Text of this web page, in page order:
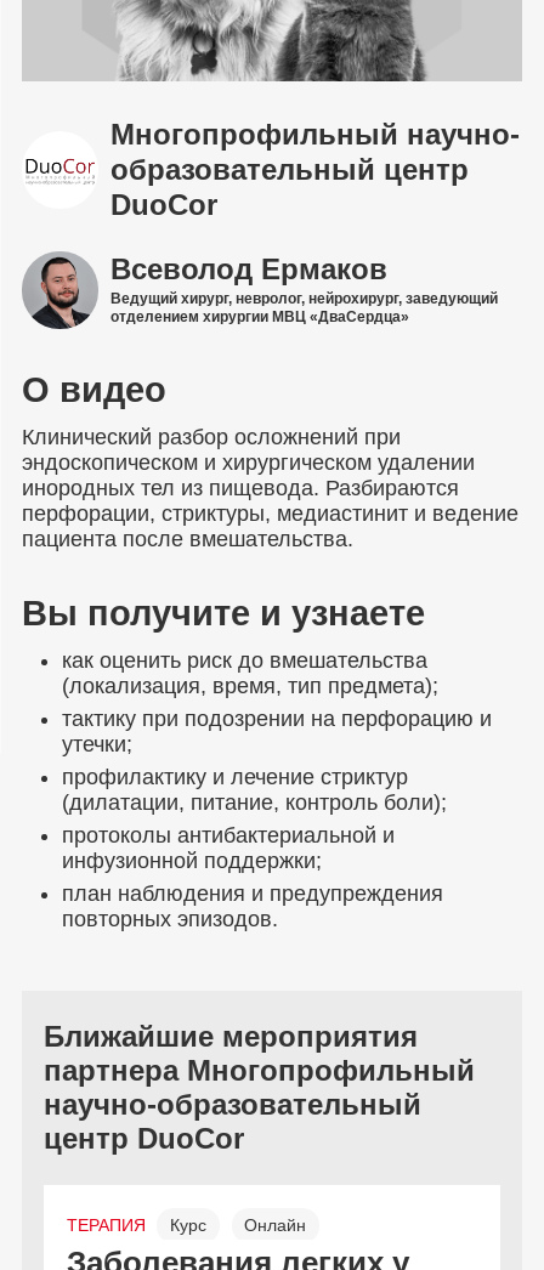
Многопрофильный научно-
образовательный центр
DuoCor
Всеволод Ермаков
Ведущий хирург, невролог, нейрохирург, заведующий
отделением хирургии МВЦ «ДваСердца»
О видео
Клинический разбор осложнений при
эндоскопическом и хирургическом удалении
инородных тел из пищевода. Разбираются
перфорации, стриктуры, медиастинит и ведение
пациента после вмешательства.
Вы получите и узнаете
как оценить риск до вмешательства
(локализация, время, тип предмета);
тактику при подозрении на перфорацию и
утечки;
профилактику и лечение стриктур
(дилатации, питание, контроль боли);
протоколы антибактериальной и
инфузионной поддержки;
план наблюдения и предупреждения
повторных эпизодов.
Ближайшие мероприятия
партнера Многопрофильный
научно-образовательный
центр DuoCor
ТЕРАПИЯ Курс Онлайн
Заболевания легких у